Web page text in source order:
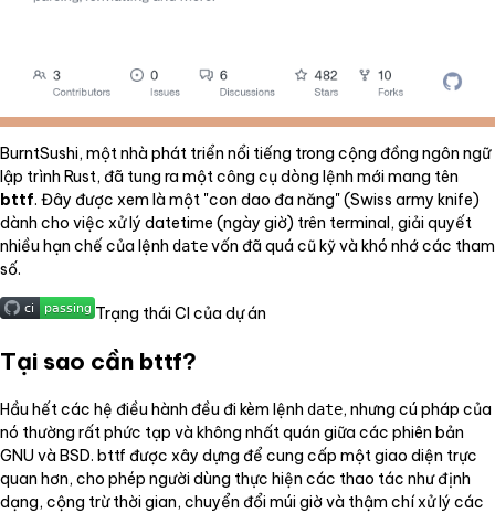
BurntSushi, một nhà phát triển nổi tiếng trong cộng đồng ngôn ngữ
lập trình Rust, đã tung ra một công cụ dòng lệnh mới mang tên
bttf. Đây được xem là một "con dao đa năng" (Swiss army knife)
dành cho việc xử lý datetime (ngày giờ) trên terminal, giải quyết
nhiều hạn chế của lệnh datevốn đã quá cũ kỹ và khó nhớ các tham
số.
Trạng thái CI của dự án
Tại sao cần bttf?
Hầu hết các hệ điều hành đều đi kèm lệnh date, nhưng cú pháp của
nó thường rất phức tạp và không nhất quán giữa các phiên bản
GNU và BSD. bttf được xây dựng để cung cấp một giao diện trực
quan hơn, cho phép người dùng thực hiện các thao tác như định
dạng, cộng trừ thời gian, chuyển đổi múi giờ và thậm chí xử lý các